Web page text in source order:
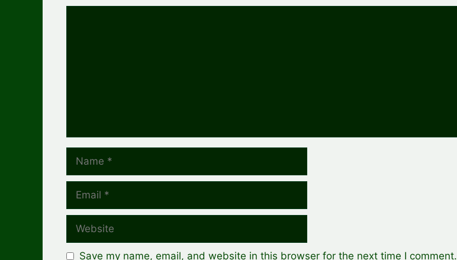
Save my name, email, and website in this browser for the next time I comment.